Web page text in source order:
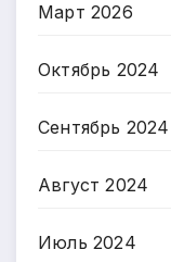
Март 2026
Октябрь 2024
Сентябрь 2024
Август 2024
Июль 2024